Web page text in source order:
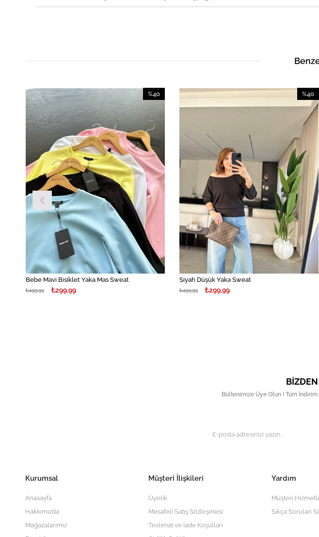
Bebe Mavi Bisiklet Yaka Mas Sweat
₺299,99
₺499,99
%40
%40İndirim
Siyah Düşük Yaka Sweat
₺299,99
₺499,99
%40
İndirim
Bültenimize Üye Olun ! Tüm
Kurumsal
Anasayfa
Hakkımızda
Mağazalarımız
Müşteri İlişkileri
Üyelik
Mesafeli Satış Sözleşmesi
Teslimat ve İade Koşulları
Yardım
Müşteri
Sıkça Sorulan